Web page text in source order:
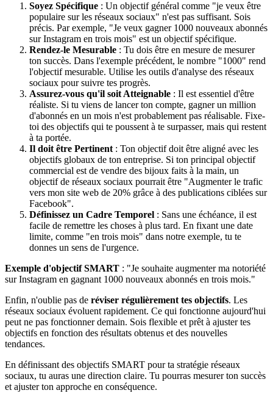
Soyez Spécifique : Un objectif général comme "je veux être
populaire sur les réseaux sociaux" n'est pas suffisant. Sois
précis. Par exemple, "Je veux gagner 1000 nouveaux abonnés
sur Instagram en trois mois" est un objectif spécifique.
Rendez-le Mesurable : Tu dois être en mesure de mesurer
ton succès. Dans l'exemple précédent, le nombre "1000" rend
l'objectif mesurable. Utilise les outils d'analyse des réseaux
sociaux pour suivre tes progrès.
Assurez-vous qu'il soit Atteignable : Il est essentiel d'être
réaliste. Si tu viens de lancer ton compte, gagner un million
d'abonnés en un mois n'est probablement pas réalisable. Fixe-
toi des objectifs qui te poussent à te surpasser, mais qui restent
à ta portée.
Il doit être Pertinent : Ton objectif doit être aligné avec les
objectifs globaux de ton entreprise. Si ton principal objectif
commercial est de vendre des bijoux faits à la main, un
objectif de réseaux sociaux pourrait être "Augmenter le trafic
vers mon site web de 20% grâce à des publications ciblées sur
Facebook".
Définissez un Cadre Temporel : Sans une échéance, il est
facile de remettre les choses à plus tard. En fixant une date
limite, comme "en trois mois" dans notre exemple, tu te
donnes un sens de l'urgence.
Exemple d'objectif SMART : "Je souhaite augmenter ma notoriété
sur Instagram en gagnant 1000 nouveaux abonnés en trois mois."
Enfin, n'oublie pas de réviser régulièrement tes objectifs. Les
réseaux sociaux évoluent rapidement. Ce qui fonctionne aujourd'hui
peut ne pas fonctionner demain. Sois flexible et prêt à ajuster tes
objectifs en fonction des résultats obtenus et des nouvelles
tendances.
En définissant des objectifs SMART pour ta stratégie réseaux
sociaux, tu auras une direction claire. Tu pourras mesurer ton succès
et ajuster ton approche en conséquence.